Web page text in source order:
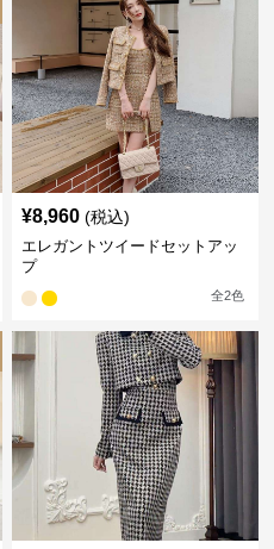
¥8,960 (税込)
エレガントツイードセットアッ
プ
全2色